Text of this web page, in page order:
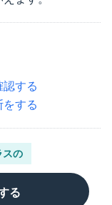
する
する
スの
る